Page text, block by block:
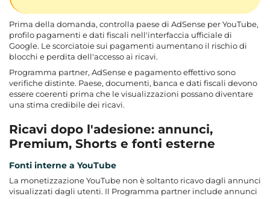
Prima della domanda, controlla paese di AdSense per YouTube,
profilo pagamenti e dati fiscali nell'interfaccia ufficiale di
Google. Le scorciatoie sui pagamenti aumentano il rischio di
blocchi e perdita dell'accesso ai ricavi.
Programma partner, AdSense e pagamento effettivo sono
verifiche distinte. Paese, documenti, banca e dati fiscali devono
essere coerenti prima che le visualizzazioni possano diventare
una stima credibile dei ricavi.
Ricavi dopo l'adesione: annunci,
Premium, Shorts e fonti esterne
Fonti interne a YouTube
La monetizzazione YouTube non è soltanto ricavo dagli annunci
visualizzati dagli utenti. Il Programma partner include annunci